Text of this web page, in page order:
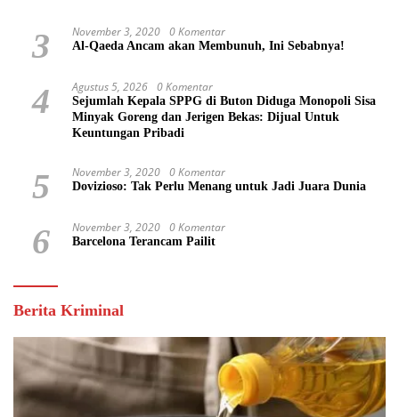
3 November 3, 2020 0 Komentar
Al-Qaeda Ancam akan Membunuh, Ini Sebabnya!
4 Agustus 5, 2026 0 Komentar
Sejumlah Kepala SPPG di Buton Diduga Monopoli Sisa
Minyak Goreng dan Jerigen Bekas: Dijual Untuk
Keuntungan Pribadi
5 November 3, 2020 0 Komentar
Dovizioso: Tak Perlu Menang untuk Jadi Juara Dunia
6 November 3, 2020 0 Komentar
Barcelona Terancam Pailit
Berita Kriminal